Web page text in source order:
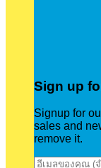
Sign up
Signup for
sales and
remove it.